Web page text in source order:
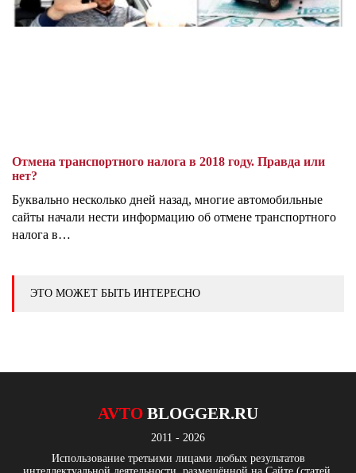
Отмена транспортного налога в 2018 году. Правда или
нет?
Буквально несколько дней назад, многие автомобильные
сайты начали нести информацию об отмене транспортного
налога в…
ЭТО МОЖЕТ БЫТЬ ИНТЕРЕСНО
AVTO BLOGGER.RU
2011 - 2026
Использование третьими лицами любых результатов